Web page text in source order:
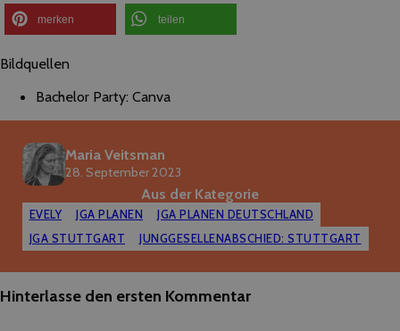
merken teilen
Bildquellen
Bachelor Party: Canva
Maria Veitsman
28. September 2023
Aus der Kategorie
EVELY JGA PLANEN
JGA PLANEN DEUTSCHLAND
JGA STUTTGART
JUNGGESELLENABSCHIED: STUTTGART
Hinterlasse den ersten Kommentar